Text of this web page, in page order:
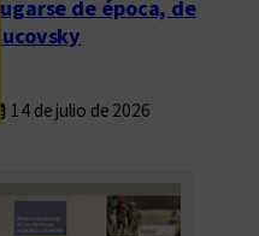
Fugarse de época, de
Rucovsky
14 de julio de 2026